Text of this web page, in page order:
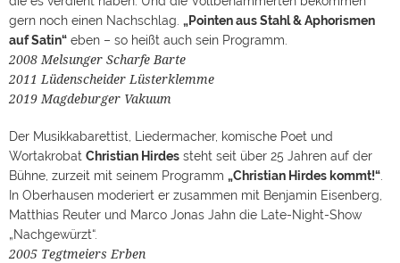
gern noch einen Nachschlag. „Pointen aus Stahl & Aphorismen
auf Satin“ eben – so heißt auch sein Programm.
2008 Melsunger Scharfe Barte
2011 Lüdenscheider Lüsterklemme
2019 Magdeburger Vakuum
Der Musikkabarettist, Liedermacher, komische Poet und
Wortakrobat Christian Hirdes steht seit über 25 Jahren auf der
Bühne, zurzeit mit seinem Programm „Christian Hirdes kommt!“
In Oberhausen moderiert er zusammen mit Benjamin Eisenberg,
Matthias Reuter und Marco Jonas Jahn die Late-Night-Show
„Nachgewürzt“.
2005 Tegtmeiers Erben